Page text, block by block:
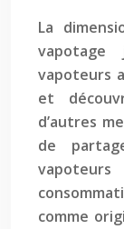
La
vapotage
vapoteurs
et
d’autres
de
comme